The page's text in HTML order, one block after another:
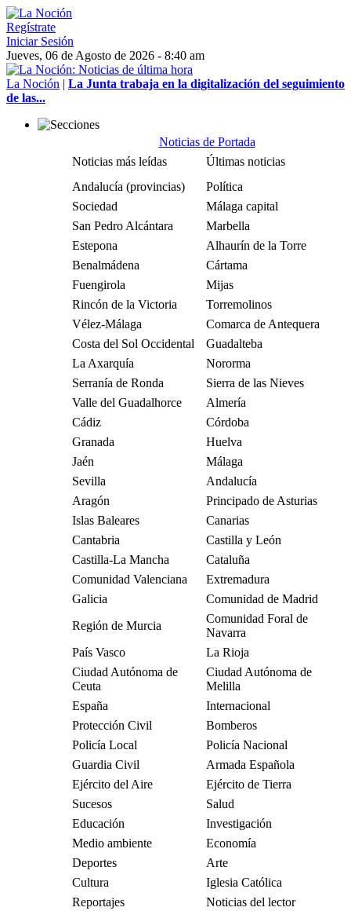
Regístrate
Iniciar Sesión
Jueves, 06 de Agosto de 2026 - 8:40 am
La Noción | La Junta trabaja en la digitalización del seguimiento
de las...
Noticias de Portada
Noticias más leídas
Últimas noticias
Andalucía (provincias)
Política
Sociedad
Málaga capital
San Pedro Alcántara
Marbella
Estepona
Alhaurín de la Torre
Benalmádena
Cártama
Fuengirola
Mijas
Rincón de la Victoria
Torremolinos
Vélez-Málaga
Comarca de Antequera
Costa del Sol Occidental
Guadalteba
La Axarquía
Nororma
Serranía de Ronda
Sierra de las Nieves
Valle del Guadalhorce
Almería
Cádiz
Córdoba
Granada
Huelva
Jaén
Málaga
Sevilla
Andalucía
Aragón
Principado de Asturias
Islas Baleares
Canarias
Cantabria
Castilla y León
Castilla-La Mancha
Cataluña
Comunidad Valenciana
Extremadura
Galicia
Comunidad de Madrid
Región de Murcia
Comunidad Foral de
Navarra
País Vasco
La Rioja
Ciudad Autónoma de
Ceuta
Ciudad Autónoma de
Melilla
España
Internacional
Protección Civil
Bomberos
Policía Local
Policía Nacional
Guardia Civil
Armada Española
Ejército del Aire
Ejército de Tierra
Sucesos
Salud
Educación
Investigación
Medio ambiente
Economía
Deportes
Arte
Cultura
Iglesia Católica
Reportajes
Noticias del lector